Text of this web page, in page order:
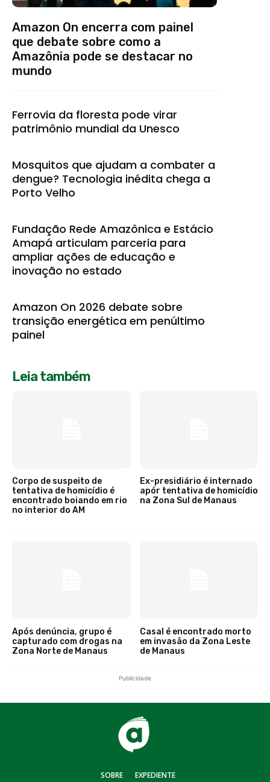
Amazon On encerra com painel
que debate sobre como a
Amazônia pode se destacar no
mundo
Ferrovia da floresta pode virar
patrimônio mundial da Unesco
Mosquitos que ajudam a combater a
dengue? Tecnologia inédita chega a
Porto Velho
Fundação Rede Amazônica e Estácio
Amapá articulam parceria para
ampliar ações de educação e
inovação no estado
Amazon On 2026 debate sobre
transição energética em penúltimo
painel
Leia também
Corpo de suspeito de
tentativa de homicídio é
encontrado boiando em rio
no interior do AM
Ex-presidiário é internado
apór tentativa de homicídio
na Zona Sul de Manaus
Após denúncia, grupo é
capturado com drogas na
Zona Norte de Manaus
Casal é encontrado morto
em invasão da Zona Leste
de Manaus
Publicidade
SOBRE EXPEDIENTE